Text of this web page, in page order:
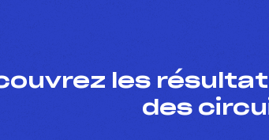
les
des